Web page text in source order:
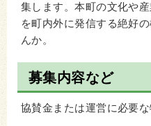
集します。本町の文化や
を町内外に発信する絶好
んか。
募集内容など
協賛金または運営に必要